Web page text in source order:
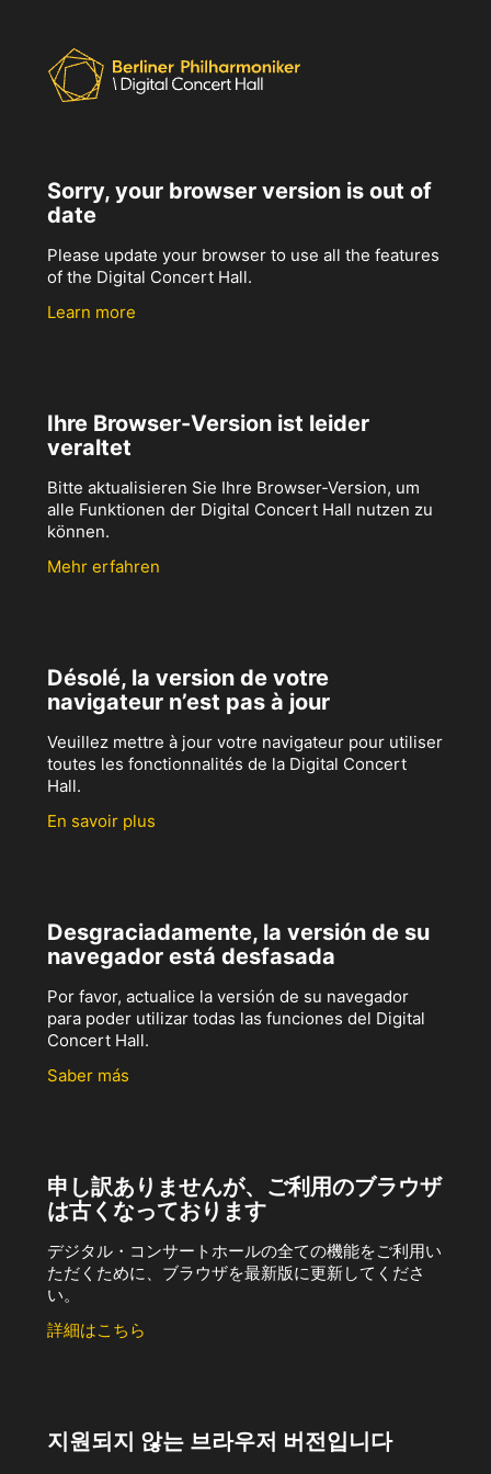
Sorry, your browser version is out of
date
Please update your browser to use all the features
of the Digital Concert Hall.
Learn more
Ihre Browser-Version ist leider
veraltet
Bitte aktualisieren Sie Ihre Browser-Version, um
alle Funktionen der Digital Concert Hall nutzen zu
können.
Mehr erfahren
Désolé, la version de votre
navigateur n’est pas à jour
Veuillez mettre à jour votre navigateur pour utiliser
toutes les fonctionnalités de la Digital Concert
Hall.
En savoir plus
Desgraciadamente, la versión de su
navegador está desfasada
Por favor, actualice la versión de su navegador
para poder utilizar todas las funciones del Digital
Concert Hall.
Saber más
申し訳ありませんが、ご利用のブラウザ
は古くなっております
デジタル・コンサートホールの全ての機能をご利用い
ただくために、ブラウザを最新版に更新してくださ
い。
詳細はこちら
지원되지 않는 브라우저 버전입니다